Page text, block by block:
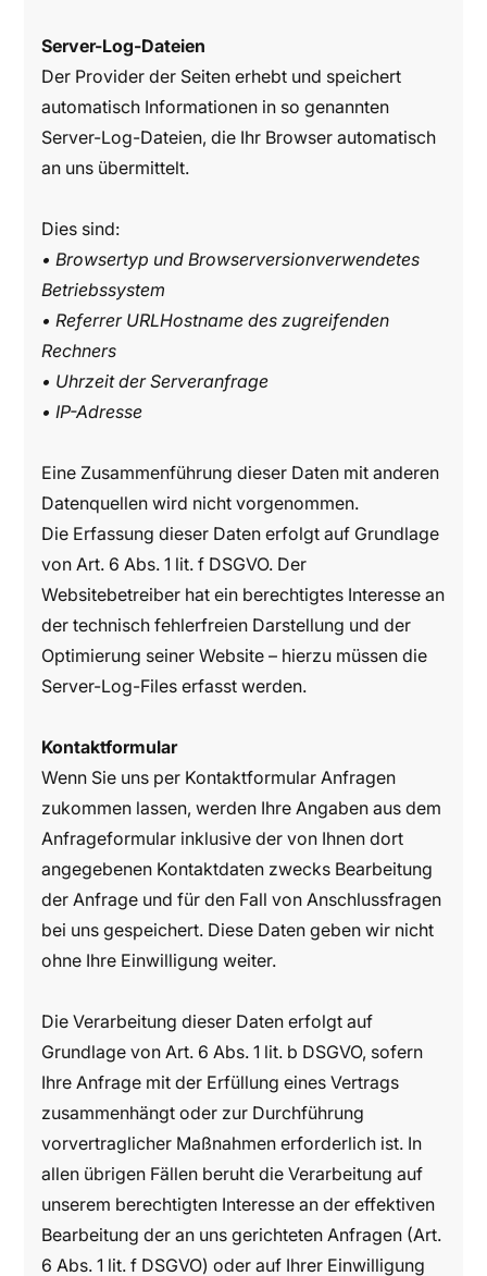
Server-Log-Dateien
Der Provider der Seiten erhebt und speichert
automatisch Informationen in so genannten
Server-Log-Dateien, die Ihr Browser automatisch
an uns übermittelt.
Dies sind:
• Browsertyp und Browserversionverwendetes
Betriebssystem
• Referrer URLHostname des zugreifenden
Rechners
• Uhrzeit der Serveranfrage
• IP-Adresse
Eine Zusammenführung dieser Daten mit anderen
Datenquellen wird nicht vorgenommen.
Die Erfassung dieser Daten erfolgt auf Grundlage
von Art. 6 Abs. 1 lit. f DSGVO. Der
Websitebetreiber hat ein berechtigtes Interesse an
der technisch fehlerfreien Darstellung und der
Optimierung seiner Website – hierzu müssen die
Server-Log-Files erfasst werden.
Kontaktformular
Wenn Sie uns per Kontaktformular Anfragen
zukommen lassen, werden Ihre Angaben aus dem
Anfrageformular inklusive der von Ihnen dort
angegebenen Kontaktdaten zwecks Bearbeitung
der Anfrage und für den Fall von Anschlussfragen
bei uns gespeichert. Diese Daten geben wir nicht
ohne Ihre Einwilligung weiter.
Die Verarbeitung dieser Daten erfolgt auf
Grundlage von Art. 6 Abs. 1 lit. b DSGVO, sofern
Ihre Anfrage mit der Erfüllung eines Vertrags
zusammenhängt oder zur Durchführung
vorvertraglicher Maßnahmen erforderlich ist. In
allen übrigen Fällen beruht die Verarbeitung auf
unserem berechtigten Interesse an der effektiven
Bearbeitung der an uns gerichteten Anfragen (Art.
6 Abs. 1 lit. f DSGVO) oder auf Ihrer Einwilligung